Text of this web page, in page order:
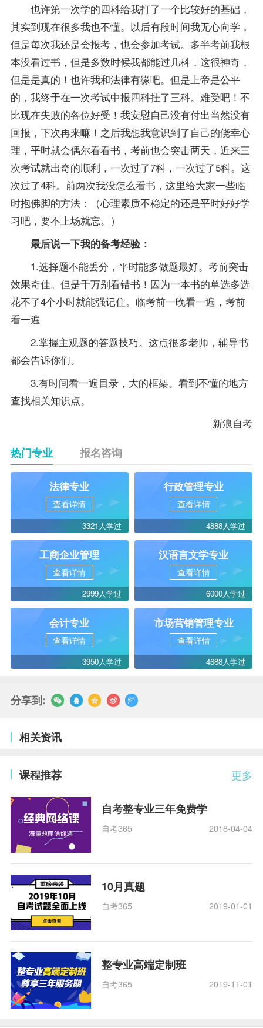
也许第一次学的四科给我打了一个比较好的基础，
其实到现在很多我也不懂。以后有段时间我无心向学，
但是每次我还是会报考，也会参加考试。多半考前我根
本没看过书，但是多数时候我都能过几科，这很神奇，
但是是真的！也许我和法律有缘吧。但是上帝是公平
的，我终于在一次考试中报四科挂了三科。难受吧！不
比现在失败的各位好受！我安慰自己没有付出当然没有
回报，下次再来嘛！之后我想我意识到了自己的侥幸心
理，平时就会偶尔看看书，考前也会突击两天，近来三
次考试就出奇的顺利，一次过了7科，一次过了5科。这
次过了4科。前两次我没怎么看书，这里给大家一些临
时抱佛脚的方法：（心理素质不稳定的还是平时好好学
习吧，要不上场就忘。）
最后说一下我的备考经验：
1.选择题不能丢分，平时能多做题最好。考前突击
效果奇佳。但是千万别看错书！因为一本书的单选多选
花不了4个小时就能强记住。临考前一晚看一遍，考前
看一遍
2.掌握主观题的答题技巧。这点很多老师， 辅导书
都会告诉你们。
3.有时间看一遍目录，大的框架。看到不懂的地方
查找相关知识点。
新浪自考
热门专业 报名咨询
法律专业
查看详情
3321人学过
行政管理专业
查看详情
4888人学过
工商企业管理
查看详情
2999人学过
汉语言文学专业
查看详情
6000人学过
会计专业
查看详情
3950人学过
市场营销管理专业
查看详情
4688人学过
分享到:
相关资讯
更多
课程推荐
自考整专业三年免费学
自考365 2018-04-04
10月真题
自考365 2019-01-01
整专业高端定制班
自考365 2019-11-01